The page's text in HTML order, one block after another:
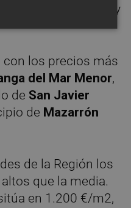
a nivel trimestral y
con los precios más
del Mar Menor,
de San Javier
de Mazarrón
de la Región los
que la media.
en 1.200 €/m2,